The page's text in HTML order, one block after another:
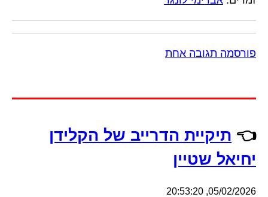
פורסמה תגובה אחת
👈 תיקיית הדרייב של הקלידן
יחיאל שטיין
05/02/2026, 20:53:20